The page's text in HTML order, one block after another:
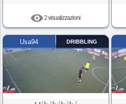
2 visualizzazioni
Usa94 DRIBBLING